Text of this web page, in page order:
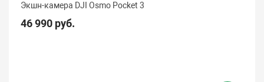
Экшн-камера DJI Osmo Pocket 3
46 990 руб.